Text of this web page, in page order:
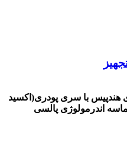
هندپیس با سری پودری(اکسید
اندرمولوژی پالسی